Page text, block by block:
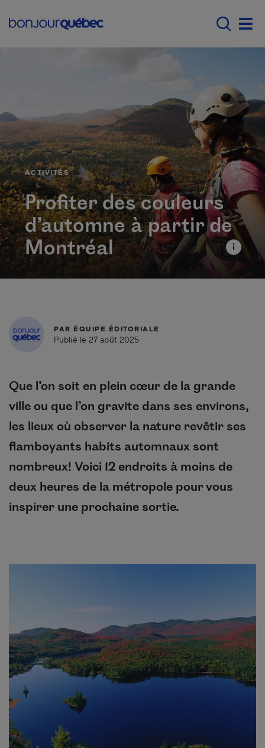
Main navigation -
CATÉGORIE
ACTIVITÉS
Profiter des couleurs
d’automne à partir de
Montréal
PAR ÉQUIPE ÉDITORIALE
Publié le 27 août 2025
Que l’on soit en plein cœur de la grande
ville ou que l’on gravite dans ses environs,
les lieux où observer la nature revêtir ses
flamboyants habits automnaux sont
nombreux! Voici 12 endroits à moins de
deux heures de la métropole pour vous
inspirer une prochaine sortie.